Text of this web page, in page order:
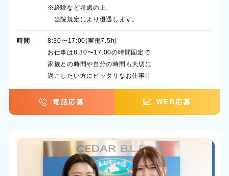
※経験など考慮の上、
当院規定により優遇します。
時間
8:30〜17:00(実働7.5h)
お仕事は8:30〜17:00の時間固定で
家族との時間や自分の時間も大切に
過ごしたい方にピッタリなお仕事!!
電話応募 WEB応募